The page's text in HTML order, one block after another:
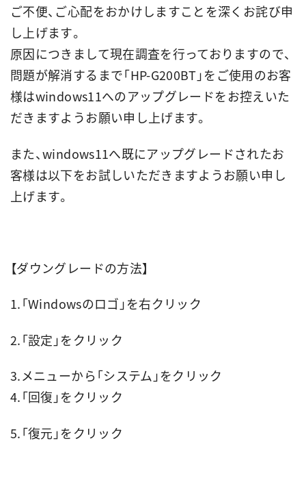
ご不便、ご心配をおかけしますことを深くお詫び申
し上げます。
原因につきまして現在調査を行っておりますので、
問題が解消するまで「HP-G200BT」をご使用のお客
様はwindows11へのアップグレードをお控えいた
だきますようお願い申し上げます。
また、windows11へ既にアップグレードされたお
客様は以下をお試しいただきますようお願い申し
上げます。
【ダウングレードの方法】
1.「Windowsのロゴ」を右クリック
2.「設定」をクリック
3.メニューから「システム」をクリック
4.「回復」をクリック
5.「復元」をクリック